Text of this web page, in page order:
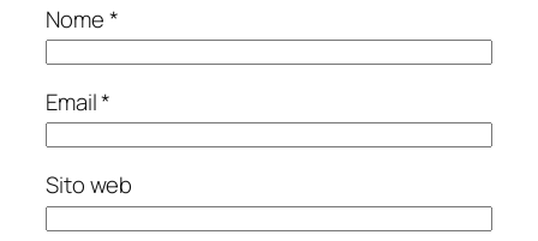
Nome*
Email*
Sito web